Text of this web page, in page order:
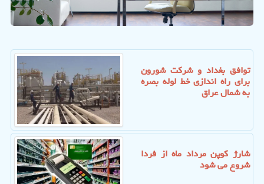
توافق بغداد و شرکت شورون
برای راه اندازی خط لوله بصره
به شمال عراق
شارژ کوپن مرداد ماه از فردا
شروع می شود